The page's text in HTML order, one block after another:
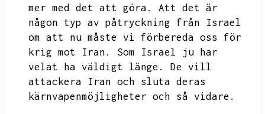
mer med det att göra.
Att det är
någon typ av påtryckning från Israel
om att nu måste vi förbereda oss för
krig mot Iran.
Som Israel ju har
velat ha väldigt länge.
De vill
attackera Iran och sluta deras
kärnvapenmöjligheter och så vidare.